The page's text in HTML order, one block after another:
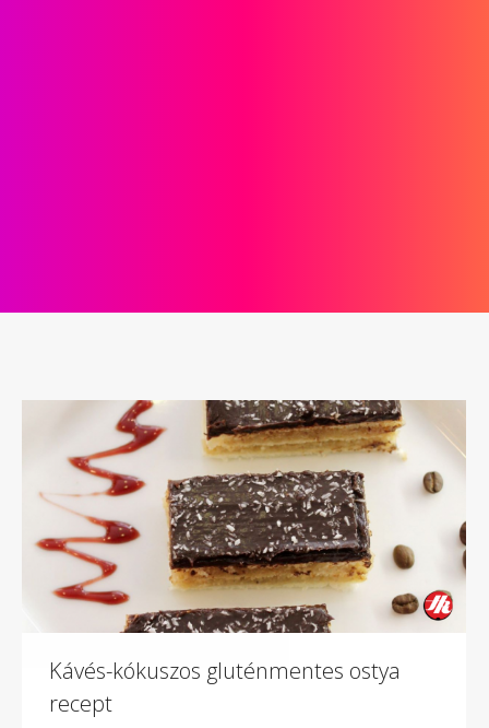
Kávés-kókuszos gluténmentes ostya
recept